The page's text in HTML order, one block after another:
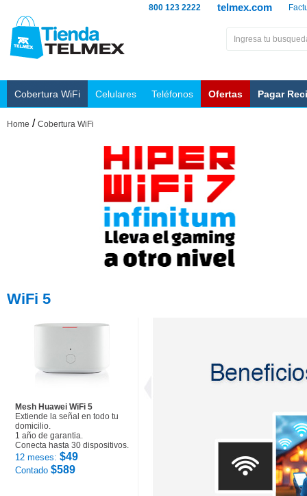
telmex.com
800 123 2222
Cobertura WiFi Celulares Teléfonos Ofertas Pagar
Home / Cobertura WiFi
WiFi 5
Mesh Huawei WiFi 5
Extiende la señal en todo tu
domicilio.
1 año de garantia.
Conecta hasta 30 dispositivos.
12 meses: $49
Contado $589